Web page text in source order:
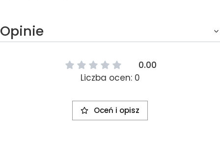
Opinie
0.00
Liczba ocen: 0
Oceń i opisz